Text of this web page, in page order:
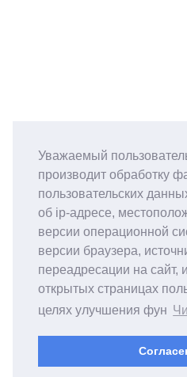
Уважаемый
производит обработку
пользовательских
об ip-адресе,
версии операционной
версии браузера,
переадресации на сайт,
открытых страницах
целях улучшения фун